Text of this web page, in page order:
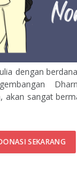
dengan
akan sangat
SEKARANG